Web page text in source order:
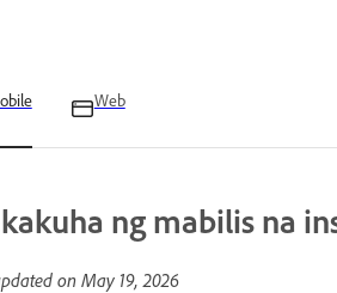
Web
ng mabilis na
onMay 19, 2026